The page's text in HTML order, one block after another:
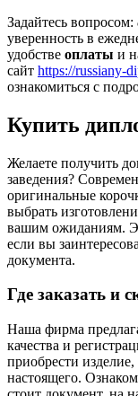
Задайтесь вопросом:
уверенность в
удобстве оплаты и
сайт https://russiany-
ознакомиться с
Купить
Желаете получить
заведения?
оригинальные
выбрать
вашим ожиданиям.
если вы
документа.
Где заказать и
Наша фирма
качества и
приобрести изделие,
настоящего.